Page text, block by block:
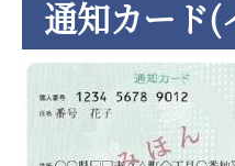
通知カード(